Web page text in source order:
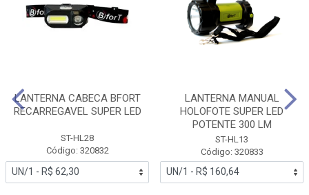
LANTERNA CABECA BFORT
RECARREGAVEL SUPER LED
ST-HL28
Código: 320832
LANTERNA MANUAL
HOLOFOTE SUPER LED
POTENTE 300 LM
ST-HL13
Código: 320833